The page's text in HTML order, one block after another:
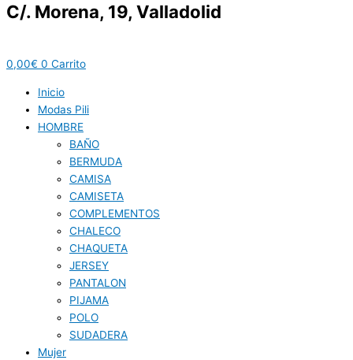
C/. Morena, 19, Valladolid
0,00€ 0 Carrito
Inicio
Modas Pili
HOMBRE
BAÑO
BERMUDA
CAMISA
CAMISETA
COMPLEMENTOS
CHALECO
CHAQUETA
JERSEY
PANTALON
PIJAMA
POLO
SUDADERA
Mujer